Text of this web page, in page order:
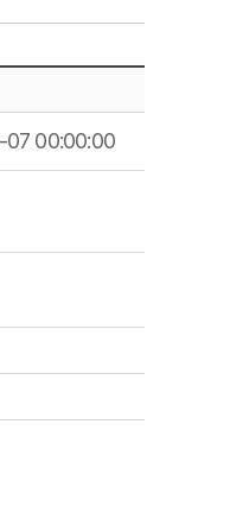
00:00:00